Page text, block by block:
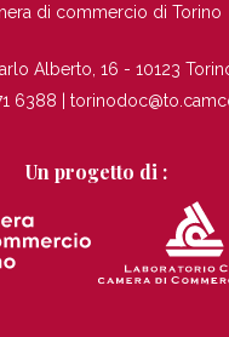
di commercio di Torino
Alberto, 16 - 10123
6388 |
Un progetto di :